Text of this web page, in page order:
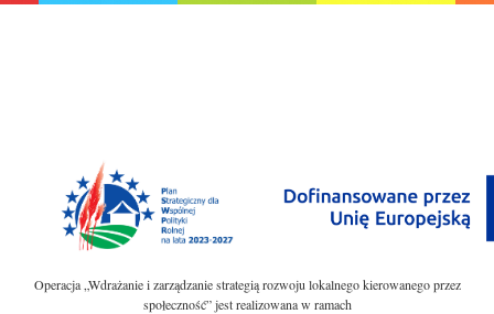
Operacja „Wdrażanie i zarządzanie strategią rozwoju lokalnego kierowanego przez
społeczność” jest realizowana w ramach